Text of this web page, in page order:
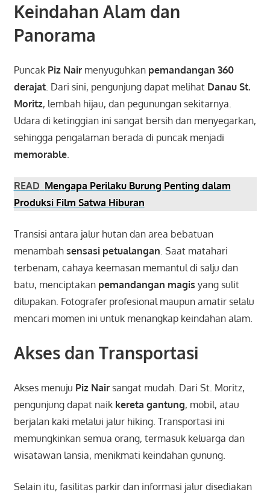
Keindahan Alam dan
Panorama
Puncak Piz Nairmenyuguhkan pemandangan 360
derajat. Dari sini, pengunjung dapat melihat Danau St.
Moritz, lembah hijau, dan pegunungan sekitarnya.
Udara di ketinggian ini sangat bersih dan menyegarkan,
sehingga pengalaman berada di puncak menjadi
memorable.
READ Mengapa Perilaku Burung Penting dalam
Produksi Film Satwa Hiburan
Transisi antara jalur hutan dan area bebatuan
menambah sensasi petualangan. Saat matahari
terbenam, cahaya keemasan memantul di salju dan
batu, menciptakan pemandangan magis yang sulit
dilupakan. Fotografer profesional maupun amatir selalu
mencari momen ini untuk menangkap keindahan alam.
Akses dan Transportasi
Akses menuju Piz Nairsangat mudah. Dari St. Moritz,
pengunjung dapat naik kereta gantung, mobil, atau
berjalan kaki melalui jalur hiking. Transportasi ini
memungkinkan semua orang, termasuk keluarga dan
wisatawan lansia, menikmati keindahan gunung.
Selain itu, fasilitas parkir dan informasi jalur disediakan